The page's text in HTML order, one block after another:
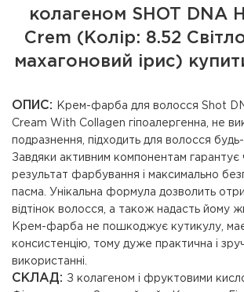
колагеном SHOT DNA
Crem (Колір: 8.52
махагоновий ірис)
ОПИС:
Крем-фарба для волосся Shot
Cream With Collagen гіпоалергенна, не
подразнення, підходить для волосся
Завдяки активним компонентам гарантує
результат фарбування і максимально
пасма. Унікальна формула дозволить
відтінок волосся, а також надасть йому
Крем-фарба не пошкоджує кутикулу,
консистенцію, тому дуже практична і
використанні.
СКЛАД: З колагеном і фруктовими